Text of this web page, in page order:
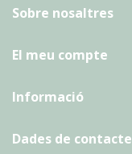
Sobre nosaltres
El meu compte
Informació
Dades de contacte